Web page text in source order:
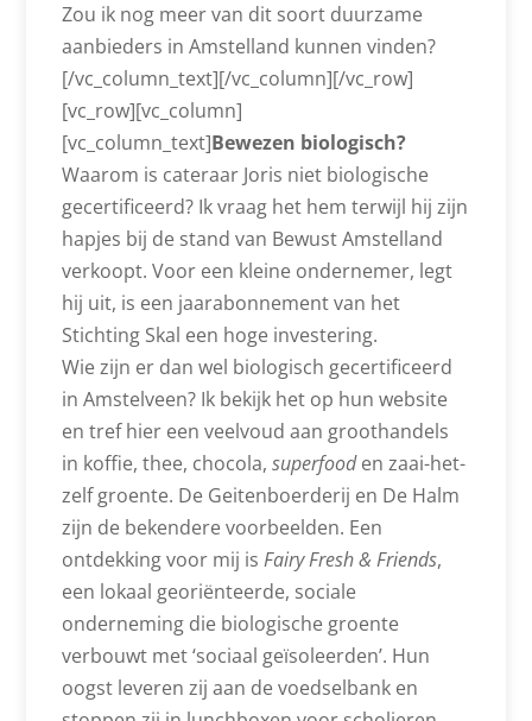
Zou ik nog meer van dit soort duurzame
aanbieders in Amstelland kunnen vinden?
[/vc_column_text][/vc_column][/vc_row]
[vc_row][vc_column]
[vc_column_text]Bewezen biologisch?
Waarom is cateraar Joris niet biologische
gecertificeerd? Ik vraag het hem terwijl hij zijn
hapjes bij de stand van Bewust Amstelland
verkoopt. Voor een kleine ondernemer, legt
hij uit, is een jaarabonnement van het
Stichting Skal een hoge investering.
Wie zijn er dan wel biologisch gecertificeerd
in Amstelveen? Ik bekijk het op hun website
en tref hier een veelvoud aan groothandels
in koffie, thee, chocola, superfooden zaai-het-
zelf groente. De Geitenboerderij en De Halm
zijn de bekendere voorbeelden. Een
ontdekking voor mij isFairy Fresh & Friends,
een lokaal georiënteerde, sociale
onderneming die biologische groente
verbouwt met ‘sociaal geïsoleerden’. Hun
oogst leveren zij aan de voedselbank en